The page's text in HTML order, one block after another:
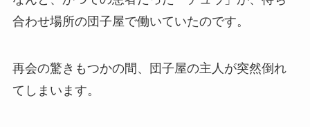
合わせ場所の団子屋で働いていたのです。
再会の驚きもつかの間、団子屋の主人が突然倒れ
てしまいます。